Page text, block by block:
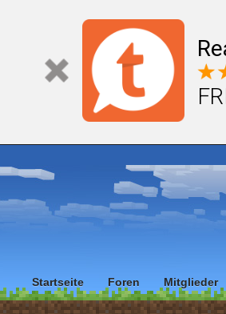
Startseite Foren Mitglieder